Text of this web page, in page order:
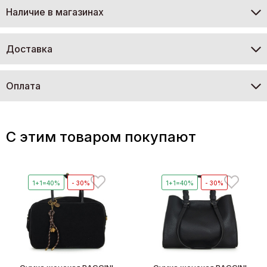
Наличие в магазинах
Доставка
Оплата
C этим товаром покупают
1+1=40% - 30% 1+1=40% - 30%